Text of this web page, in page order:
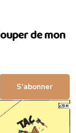
de mon
S’abonner